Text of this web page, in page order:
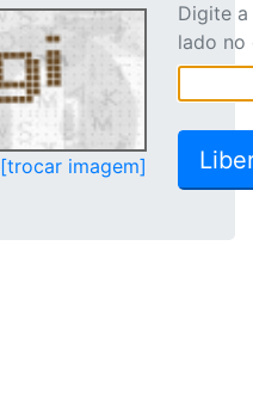
[trocar imagem]
Digite
lado no